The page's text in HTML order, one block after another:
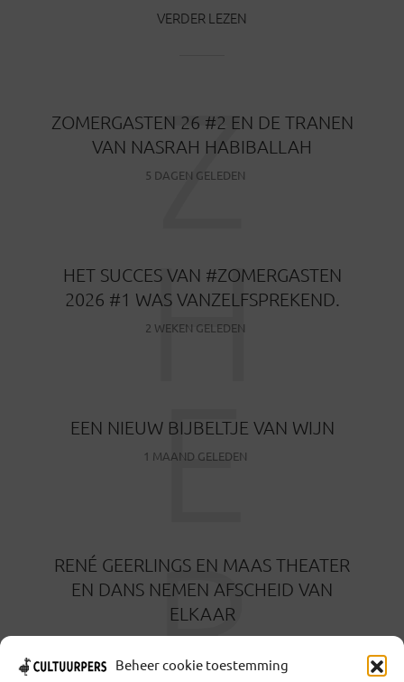
Beheer cookie toestemming
VERDER LEZEN
ZOMERGASTEN 26 #2 EN DE TRANEN
VAN NASRAH HABIBALLAH
5 DAGEN GELEDEN
Z
HET SUCCES VAN #ZOMERGASTEN
2026 #1 WAS VANZELFSPREKEND.
2 WEKEN GELEDEN
H
EEN NIEUW BIJBELTJE VAN WIJN
1 MAAND GELEDEN
E
RENÉ GEERLINGS EN MAAS THEATER
EN DANS NEMEN AFSCHEID VAN
ELKAAR
R